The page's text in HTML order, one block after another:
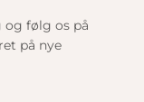
og følg os på
på nye